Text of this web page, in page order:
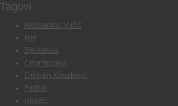
Tagovi
Aleksandar Vučić
BiH
Bjelašnica
Crna hronika
Elmedin Konaković
Fudbal
Hadžići